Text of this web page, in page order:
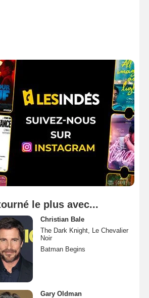
le plus avec...
Christian Bale
The Dark Knight, Le Chevalier
Noir
Batman Begins
Gary Oldman